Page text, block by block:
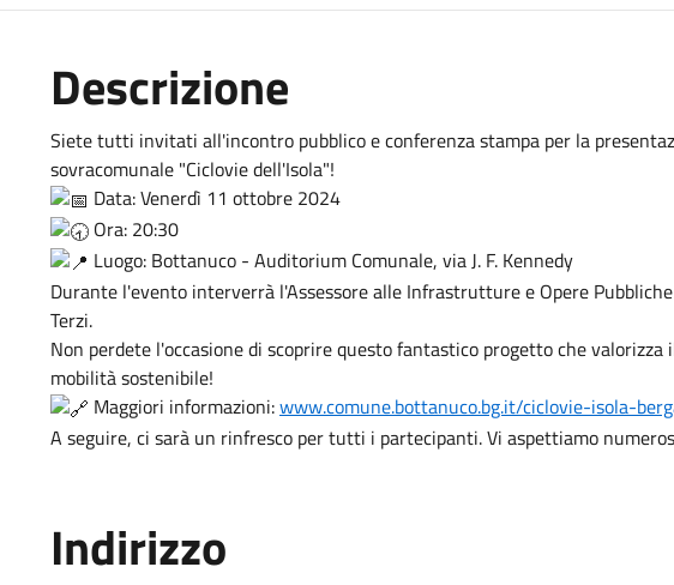
Descrizione
Siete tutti invitati all'incontro pubblico e conferenza stampa per la
sovracomunale "Ciclovie dell'Isola"!
Data: Venerdì 11 ottobre 2024
Ora: 20:30
Luogo: Bottanuco - Auditorium Comunale, via J. F. Kennedy
Durante l'evento interverrà l'Assessore alle Infrastrutture e Opere
Terzi.
Non perdete l'occasione di scoprire questo fantastico progetto che
mobilità sostenibile!
Maggiori informazioni:www.comune.bottanuco.bg.it/ciclovie-isola-
A seguire, ci sarà un rinfresco per tutti i partecipanti. Vi aspettiamo
Indirizzo